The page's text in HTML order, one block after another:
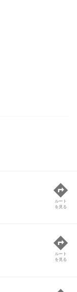
ルート
を見る
ルート
を見る